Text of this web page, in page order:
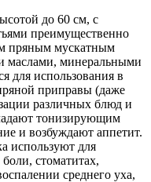
до 60 см, с
преимущественно
пряным мускатным
маслами, минеральными
для использования в
приправы (даже
различных блюд и
тонизирующим
и возбуждают аппетит.
используют для
стоматитах,
среднего уха,